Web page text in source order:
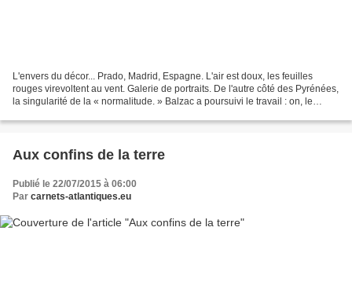
L'envers du décor... Prado, Madrid, Espagne. L'air est doux, les feuilles
rouges virevoltent au vent. Galerie de portraits. De l'autre côté des Pyrénées,
la singularité de la « normalitude. » Balzac a poursuivi le travail : on, le
Aux confins de la terre
Publié le 22/07/2015 à 06:00
Par carnets-atlantiques.eu